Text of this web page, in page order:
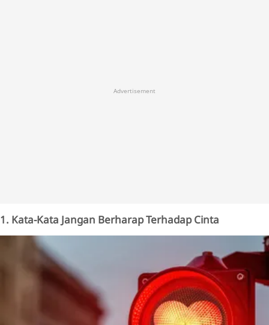
Advertisement
1. Kata-Kata Jangan Berharap Terhadap Cinta